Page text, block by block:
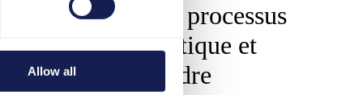
Allow all
soutenions nos processus
solution très pratique et
et de les rendre